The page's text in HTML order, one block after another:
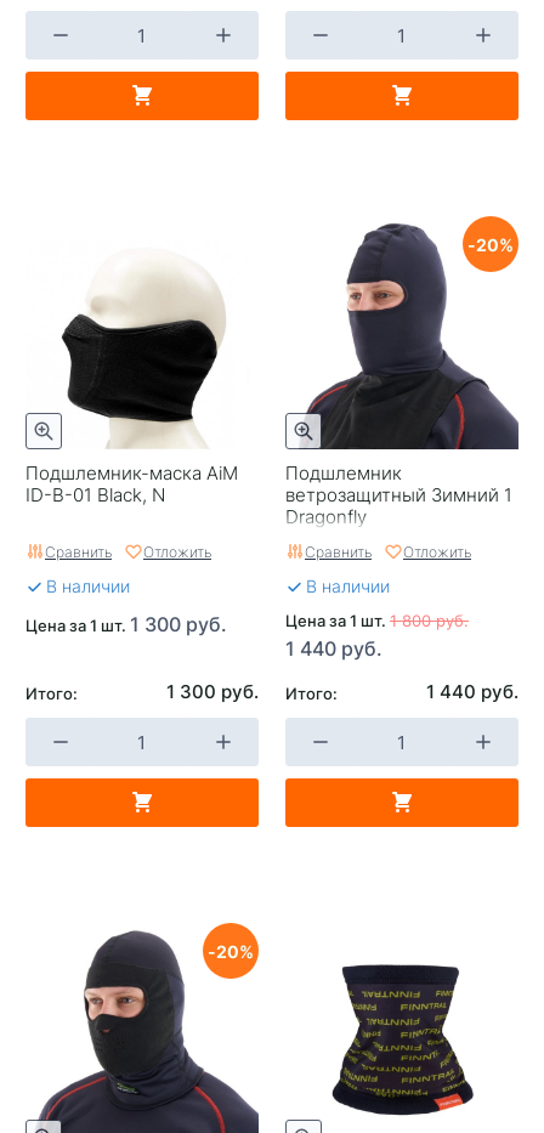
Подшлемник-маска AiM
ID-B-01 Black, N
Сравнить Отложить
В наличии
Цена за 1 шт. 1 300 руб.
Итого: 1 300 руб.
Подшлемник
ветрозащитный Зимний 1
Dragonfly
20
Сравнить Отложить
В наличии
Цена за 1 шт. 1 800 руб.
1 440 руб.
Итого: 1 440 руб.
20